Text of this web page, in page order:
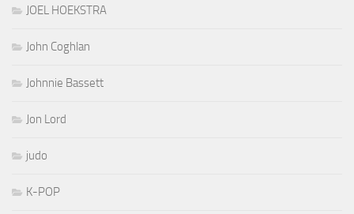
JOEL HOEKSTRA
John Coghlan
Johnnie Bassett
Jon Lord
judo
K-POP